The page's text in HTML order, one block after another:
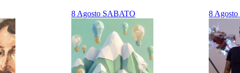
8 Agosto SABATO 8 Agosto